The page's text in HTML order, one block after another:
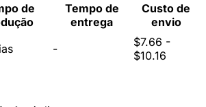
de
Tempo de
entrega
Custo de
envio
-
$7.66 -
$10.16